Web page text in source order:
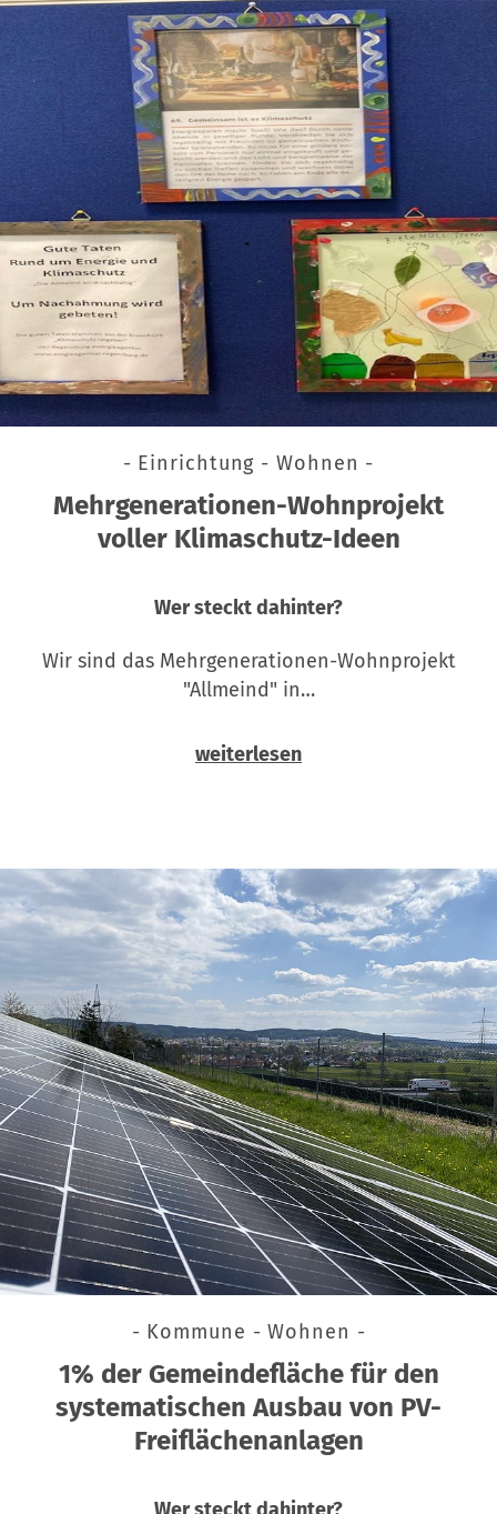
- Einrichtung - Wohnen -
Mehrgenerationen-Wohnprojekt
voller Klimaschutz-Ideen
Wer steckt dahinter?
Wir sind das Mehrgenerationen-Wohnprojekt
"Allmeind" in…
weiterlesen
- Kommune - Wohnen -
1% der Gemeindefläche für den
systematischen Ausbau von PV-
Freiflächenanlagen